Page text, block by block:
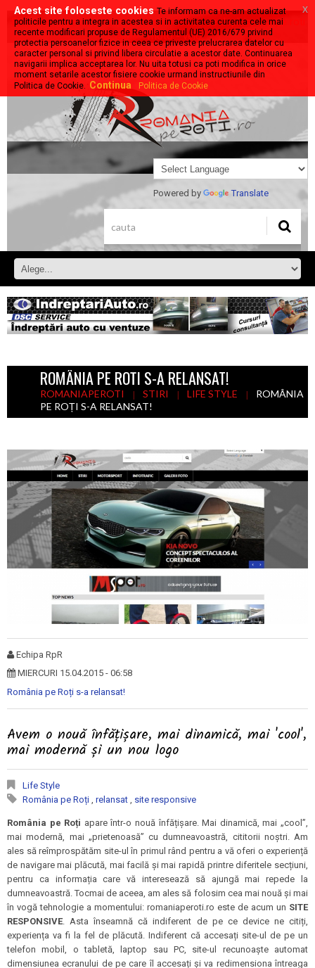
Stiri, evenimente, prezentari despre tot ce se deplaseaza pe roti:
auto - moto - velo
Powered by Translate
ROMÂNIA PE ROȚI S-A RELANSAT!
ROMANIAPEROTI STIRI LIFE STYLE
ROMÂNIA
PE ROȚI S-A RELANSAT!
Echipa RpR
MIERCURI 15.04.2015 - 06:58
România pe Roți s-a relansat!
Avem o nouă înfățișare, mai dinamică, mai 'cool',
mai modernă și un nou logo
Life Style
România pe Roți, relansat, site responsive
România pe Roți apare într-o nouă înfățișare. Mai dinamică, mai „cool”,
mai modernă, mai „prietenoasă” cu dumneavoastră, cititorii noștri. Am
ales să reîmprospătăm site-ul în primul rând pentru a vă oferi o experiență
de navigare mai plăcută, mai facilă și mai rapidă printre diferitele secțiuni,
pentru ca informația care vă interesează să ajungă mai repede la
dumneavoastră. Tocmai de aceea, am ales să folosim cea mai nouă și mai
în vogă tehnologie a momentului: romaniaperoti.ro este de acum un SITE
RESPONSIVE . Asta înseamnă că indiferent de pe ce device ne citiți,
experiența va fi la fel de plăcută. Indiferent că accesați site-ul de pe un
telefon mobil, o tabletă, laptop sau PC, site-ul recunoaște automat
dimensiunea ecranului de pe care îl accesați și va redimensiona întreaga
Acest site foloseste cookies Te informam ca ne-am actualizat
politicile pentru a integra in acestea si in activitatea curenta cele mai
recente modificari propuse de Regulamentul (UE) 2016/679 privind
protectia persoanelor fizice in ceea ce priveste prelucrarea datelor cu
caracter personal si privind libera circulatie a acestor date. Continuarea
navigarii implica acceptarea lor. Nu uita totusi ca poti modifica in orice
moment setarile acestor fisiere cookie urmand instructiunile din
Politica de Cookie. Continua Politica de Cookie
x